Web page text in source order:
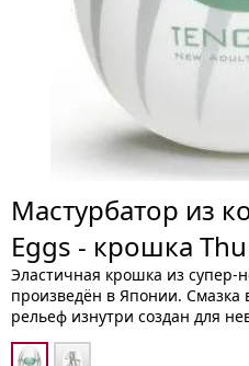
Мастурбатор из
Eggs - крошка
Эластичная крошка из супер-
произведён в Японии. Смазка
рельеф изнутри создан для